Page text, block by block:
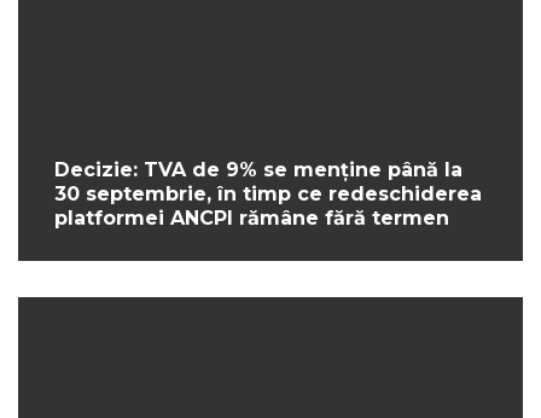
Decizie: TVA de 9% se menține până la
30 septembrie, în timp ce redeschiderea
platformei ANCPI rămâne fără termen